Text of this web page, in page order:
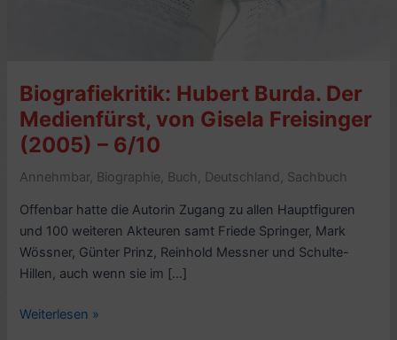
Biografiekritik: Hubert Burda. Der
Medienfürst, von Gisela Freisinger
(2005) – 6/10
Annehmbar, Biographie, Buch , Deutschland, Sachbuch
Offenbar hatte die Autorin Zugang zu allen Hauptfiguren
und 100 weiteren Akteuren samt Friede Springer, Mark
Wössner, Günter Prinz, Reinhold Messner und Schulte-
Hillen, auch wenn sie im […]
Biografiekritik:
Weiterlesen »